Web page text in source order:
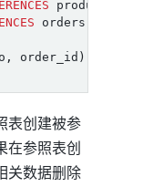
products
orders
, order_id )
表创建被参
在参照表创
关数据删除